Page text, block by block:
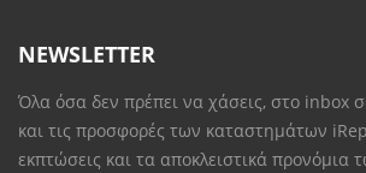
NEWSLETTER
Όλα όσα δεν πρέπει να χάσεις, στο inbox
και τις προσφορές των καταστημάτων
εκπτώσεις και τα αποκλειστικά προνόμια